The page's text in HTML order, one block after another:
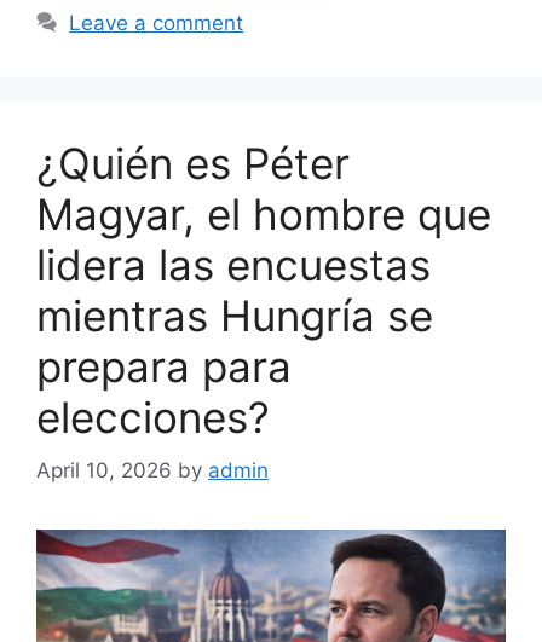
Leave a comment
¿Quién es Péter
Magyar, el hombre que
lidera las encuestas
mientras Hungría se
prepara para
elecciones?
April 10, 2026 by admin